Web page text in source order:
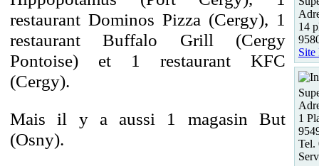
restaurant Dominos Pizza (Cergy), 1
restaurant Buffalo Grill (Cergy
Pontoise) et 1 restaurant KFC
(Cergy).
Mais il y a aussi 1 magasin But
(Osny).
14
Site
1
Tel.